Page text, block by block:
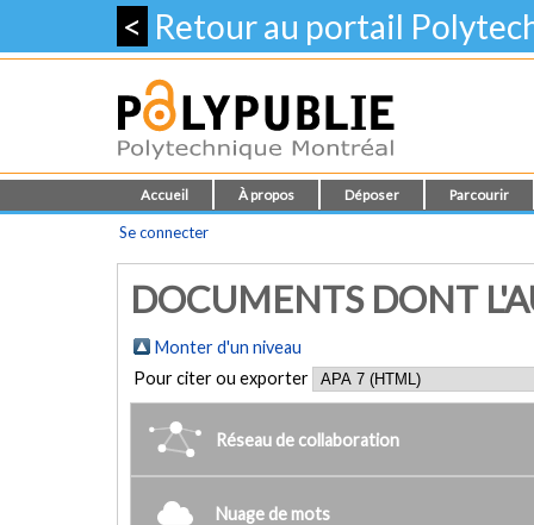
< Retour au portail
Accueil À propos Déposer Parcourir
Se connecter
DOCUMENTS DONT
Monter d'un niveau
Pour citer ou exporter
Réseau de collaboration
Nuage de mots